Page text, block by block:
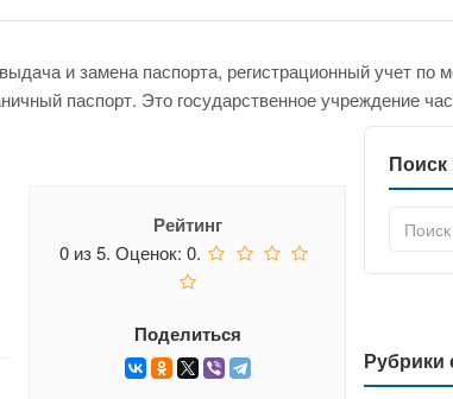
и замена паспорта, регистрационный учет по
паспорт. Это государственное учреждение
Рейтинг
0из5. Оценок: 0.
Поделиться
Поиск
Рубрики